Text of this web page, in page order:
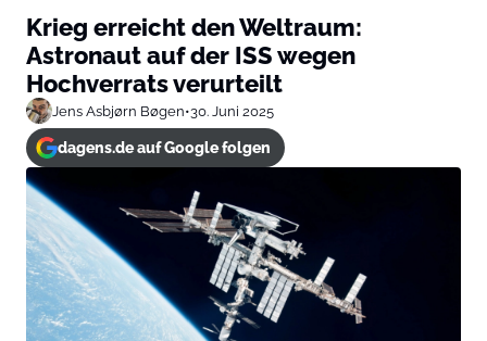
Krieg erreicht den Weltraum:
Astronaut auf der ISS wegen
Hochverrats verurteilt
Jens Asbjørn Bøgen•30. Juni 2025
dagens.de auf Google folgen